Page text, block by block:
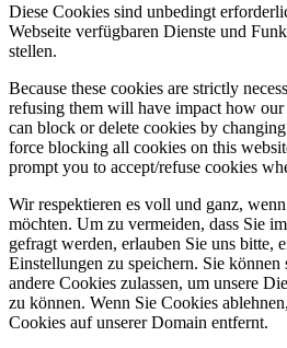
Diese Cookies sind unbedingt
Webseite verfügbaren Dienste und
stellen.
Because these cookies are strictly
refusing them will have impact how
can block or delete cookies by
force blocking all cookies on this
prompt you to accept/refuse cookies
Wir respektieren es voll und ganz,
möchten. Um zu vermeiden, dass Sie
gefragt werden, erlauben Sie uns bitte,
Einstellungen zu speichern. Sie können
andere Cookies zulassen, um unsere
zu können. Wenn Sie Cookies
Cookies auf unserer Domain entfernt.